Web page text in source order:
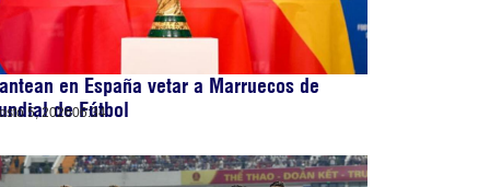
en España vetar a Marruecos de
de Fútbol
5, 202606:34